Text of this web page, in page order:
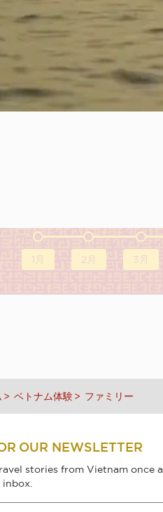
1月 2月 3月
ベトナム体験 ファミリー
OUR NEWSLETTER
stories from Vietnam once a